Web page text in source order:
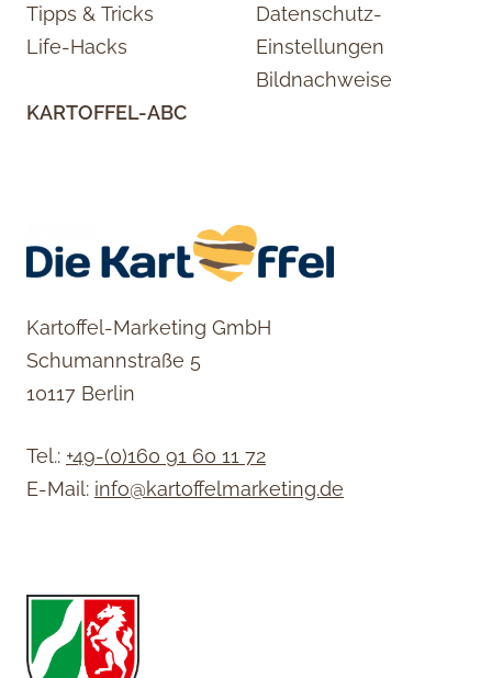
Tipps & Tricks
Life-Hacks
KARTOFFEL-ABC
Datenschutz-
Einstellungen
Bildnachweise
Kartoffel-Marketing GmbH
Schumannstraße 5
10117 Berlin
Tel.: +49-(0)160 91 60 11 72
E-Mail: info@kartoffelmarketing.de